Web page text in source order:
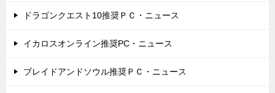
ドラゴンクエスト10推奨ＰＣ・ニュース
イカロスオンライン推奨PC・ニュース
ブレイドアンドソウル推奨ＰＣ・ニュース